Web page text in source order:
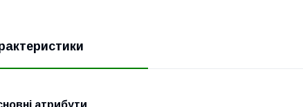
атрибути